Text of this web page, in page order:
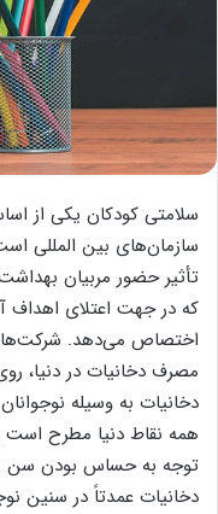
سلامتی کودکان یکی از
سازمان‌های بین المللی
تأثیر حضور مربیان
که در جهت اعتلای اهداف
اختصاص می‌دهد. شرکت‌های
مصرف دخانیات در دنیا،
دخانیات به وسیله
همه نقاط دنیا مطرح است
توجه به حساس بودن سن
دخانیات عمدتاً در سنین